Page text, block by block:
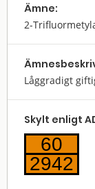
Ämne:
2-
Låggradigt
Skylt enligt
60
2942